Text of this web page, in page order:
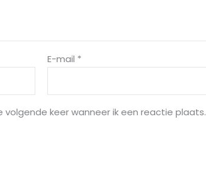
E-mail *
keer wanneer ik een reactie plaats.